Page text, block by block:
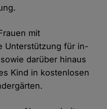
mit
Unterstützung für in-
darüber hinaus
Kind in kostenlosen